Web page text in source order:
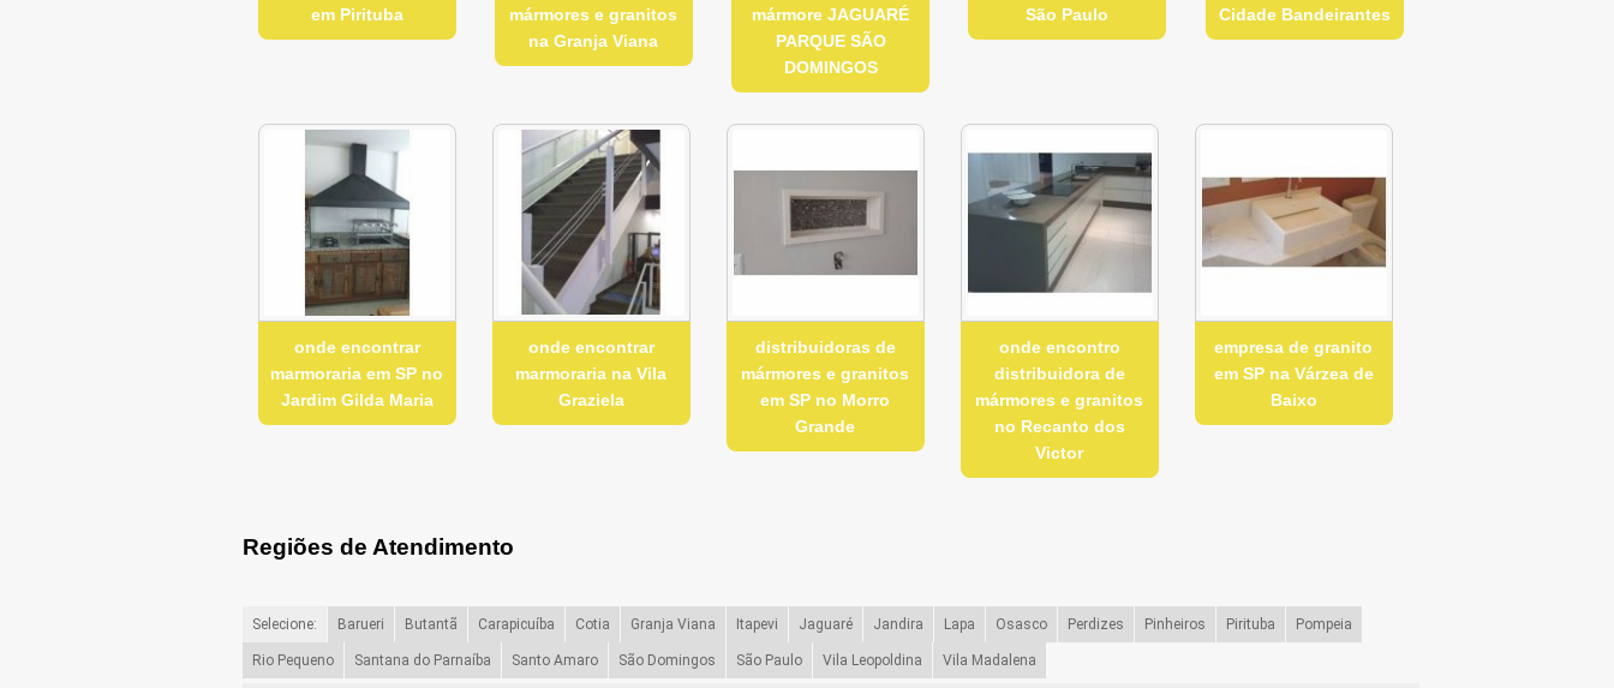
em Pirituba
mármores e granitos
na Granja Viana
mármore JAGUARÉ
PARQUE SÃO
DOMINGOS
São Paulo
Cidade Bandeirantes
onde encontrar
marmoraria em SP no
Jardim Gilda Maria
onde encontrar
marmoraria na Vila
Graziela
distribuidoras de
mármores e granitos
em SP no Morro
Grande
onde encontro
distribuidora de
mármores e granitos
no Recanto dos
Victor
empresa de granito
em SP na Várzea de
Baixo
Regiões de Atendimento
Selecione: Barueri Butantã Carapicuíba Cotia Granja Viana Itapevi Jaguaré Jandira Lapa Osasco Perdizes Pinheiros Pirituba Pompeia
Rio Pequeno Santana do Parnaíba Santo Amaro São Domingos São Paulo Vila Leopoldina Vila Madalena